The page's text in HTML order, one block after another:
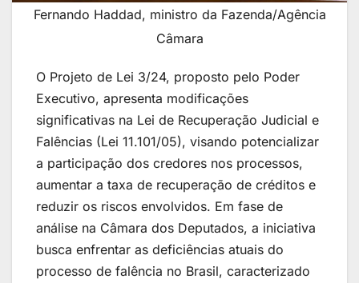
Fernando Haddad, ministro da Fazenda/Agência
Câmara
O Projeto de Lei 3/24, proposto pelo Poder
Executivo, apresenta modificações
significativas na Lei de Recuperação Judicial e
Falências (Lei 11.101/05), visando potencializar
a participação dos credores nos processos,
aumentar a taxa de recuperação de créditos e
reduzir os riscos envolvidos. Em fase de
análise na Câmara dos Deputados, a iniciativa
busca enfrentar as deficiências atuais do
processo de falência no Brasil, caracterizado